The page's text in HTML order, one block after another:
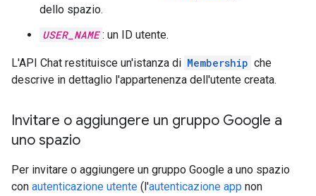
dello spazio.
USER_NAME : un ID utente.
L'API Chat restituisce un'istanza di Membership che
descrive in dettaglio l'appartenenza dell'utente creata.
Invitare o aggiungere un gruppo Google a
uno spazio
Per invitare o aggiungere un gruppo Google a uno spazio
con autenticazione utente (l'autenticazione app non